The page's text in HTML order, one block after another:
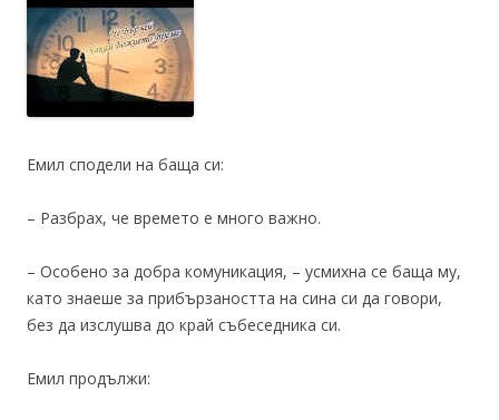
Емил сподели на баща си:
– Разбрах, че времето е много важно.
– Особено за добра комуникация, – усмихна се баща му,
като знаеше за прибързаността на сина си да говори,
без да изслушва до край събеседника си.
Емил продължи: